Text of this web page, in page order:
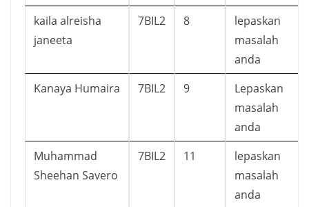
kaila alreisha
janeeta
7BIL2 8
lepaskan
masalah
anda
Kanaya Humaira
7BIL2 9
Lepaskan
masalah
anda
Muhammad
Sheehan Savero
7BIL2 11
lepaskan
masalah
anda